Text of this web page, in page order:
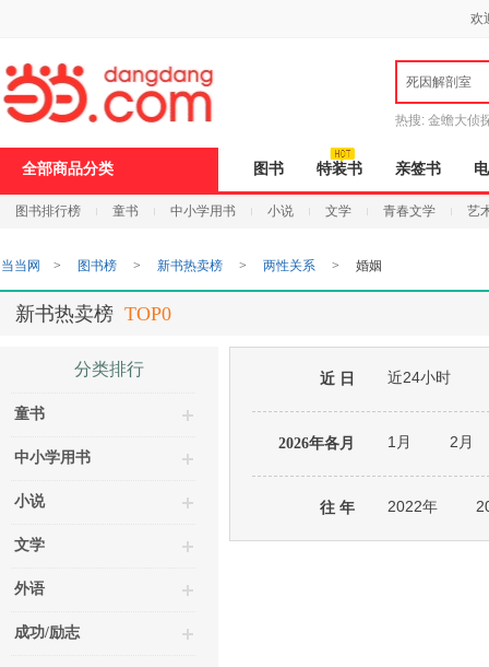
欢
死因解剖室
热搜: 金蟾大侦
全部商品分类 图书 特装书 亲签书
图书排行榜 童书 中小学用书 小说 文学 青春文学 艺
当当网 > 图书榜 > 新书热卖榜 > 两性关系 > 婚姻
新书热卖榜 TOP0
分类排行
童书
中小学用书
小说
文学
外语
成功/励志
近 日 近24小时
2026年各月 1月 2月
往 年 2022年
打
开
无
障
页
加